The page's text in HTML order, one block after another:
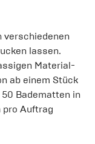
verschiedenen
lassen.
Material-
ab einem Stück
Badematten in
pro Auftrag